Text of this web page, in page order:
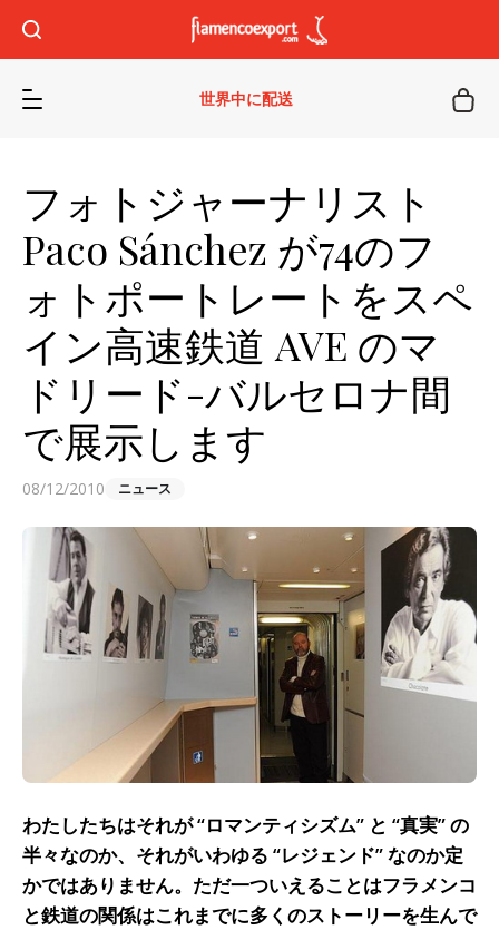
世界中に配送
フォトジャーナリスト
Paco Sánchez が74のフ
ォトポートレートをスペ
イン高速鉄道 AVE のマ
ドリード-バルセロナ間
で展示します
08/12/2010 ニュース
わたしたちはそれが “ロマンティシズム” と “真実” の
半々なのか、それがいわゆる “レジェンド” なのか定
かではありません。ただ一ついえることはフラメンコ
と鉄道の関係はこれまでに多くのストーリーを生んで